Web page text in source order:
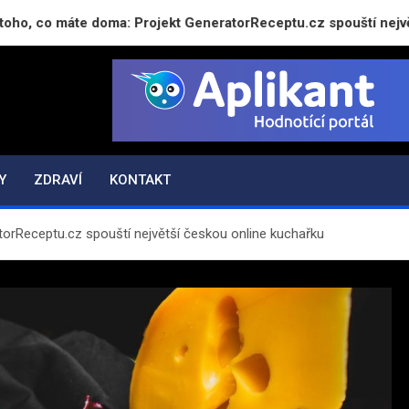
doma: Projekt GeneratorReceptu.cz spouští největší
ZDRAVÍ KONTAKT
spouští největší českou online kuchařku